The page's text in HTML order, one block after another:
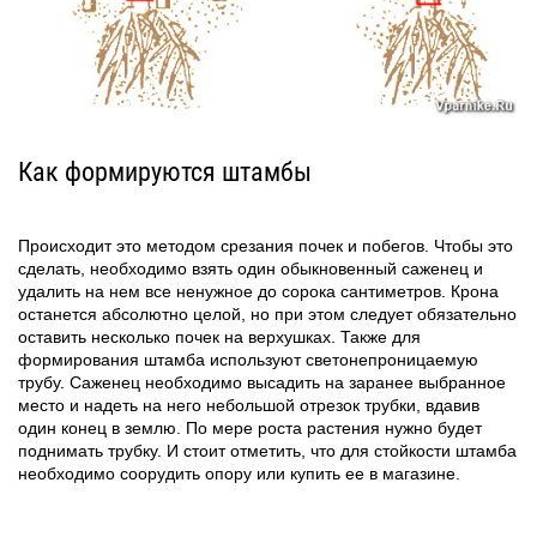
Как формируются штамбы
Происходит это методом срезания почек и побегов. Чтобы это
сделать, необходимо взять один обыкновенный саженец и
удалить на нем все ненужное до сорока сантиметров. Крона
останется абсолютно целой, но при этом следует обязательно
оставить несколько почек на верхушках. Также для
формирования штамба используют светонепроницаемую
трубу. Саженец необходимо высадить на заранее выбранное
место и надеть на него небольшой отрезок трубки, вдавив
один конец в землю. По мере роста растения нужно будет
поднимать трубку. И стоит отметить, что для стойкости штамба
необходимо соорудить опору или купить ее в магазине.